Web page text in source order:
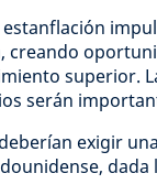
estanflación
creando
superior.
serán
exigir